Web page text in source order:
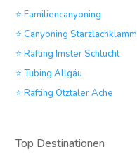
⭐ Familiencanyoning
⭐ Canyoning Starzlachklamm
⭐ Rafting Imster Schlucht
⭐ Tubing Allgäu
⭐ Rafting Ötztaler Ache
Top Destinationen